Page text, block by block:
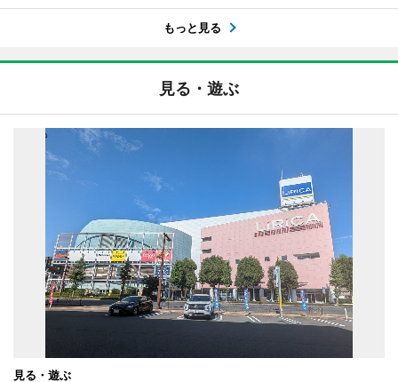
もっと見る
見る・遊ぶ
見る・遊ぶ